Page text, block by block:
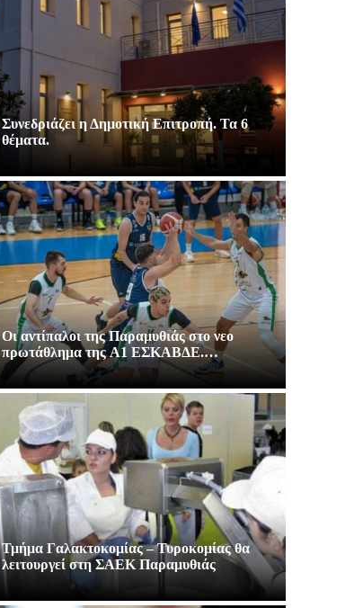
Συνεδριάζει η Δημοτική Επιτροπή. Τα 6
θέματα.
Οι αντίπαλοι της Παραμυθιάς στο νεο
πρωτάθλημα της A1 ΕΣΚΑΒΔΕ.…
Τμήμα Γαλακτοκομίας – Τυροκομίας θα
λειτουργεί στη ΣΑΕΚ Παραμυθιάς